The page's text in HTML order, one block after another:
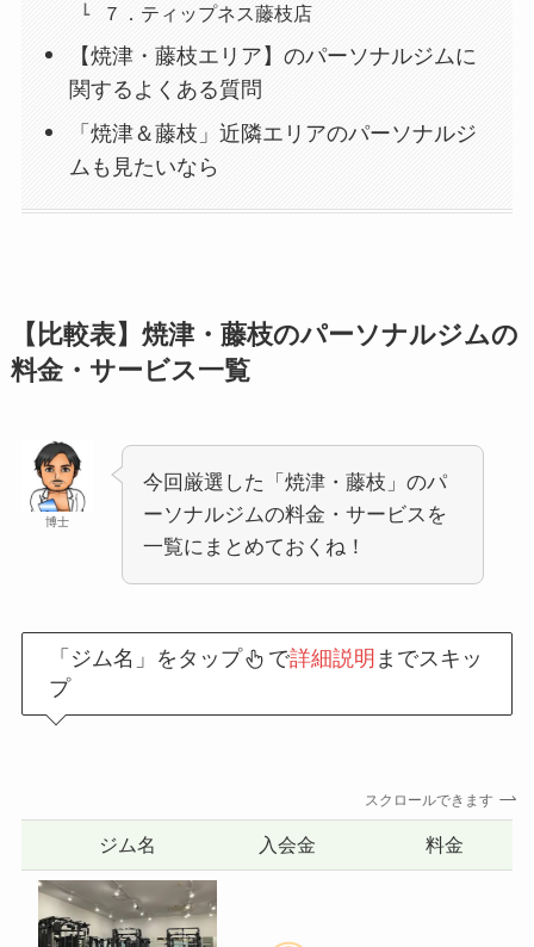
７．ティップネス藤枝店
【焼津・藤枝エリア】のパーソナルジムに
関するよくある質問
「焼津＆藤枝」近隣エリアのパーソナルジ
ムも見たいなら
【比較表】焼津・藤枝のパーソナルジムの
料金・サービス一覧
博士
今回厳選した「焼津・藤枝」のパ
ーソナルジムの料金・サービスを
一覧にまとめておくね！
「ジム名」をタップ で詳細説明 までスキッ
プ
スクロールできます
ジム名 入会金 料金